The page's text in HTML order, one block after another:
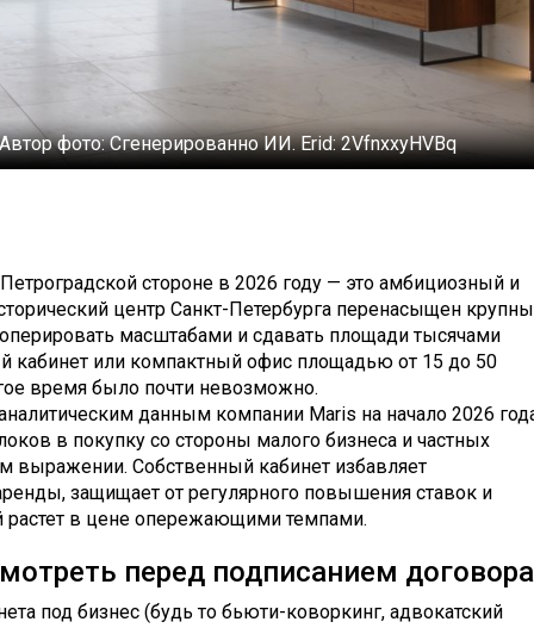
Автор фото:Сгенерированно ИИ. Еrid: 2VfnxxyHVBq
стороне в 2026 году — это амбициозный и
центр Санкт-Петербурга перенасыщен
масштабами и сдавать площади тысячами
кабинет или компактный офис площадью от 15 до 50
время было почти невозможно.
данным компании Maris на начало 2026
в покупку со стороны малого бизнеса и частных
выражении. Собственный кабинет избавляет
защищает от регулярного повышения ставок и
растет в цене опережающими темпами.
перед подписанием договора
под бизнес (будь то бьюти-коворкинг, адвокатский